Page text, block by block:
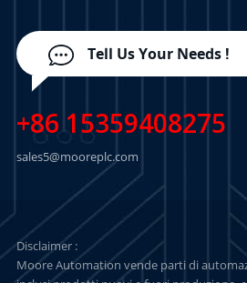
Tell Us Your Needs !
+86 15359408275
sales5@mooreplc.com
Disclaimer :
Moore Automation vende parti di